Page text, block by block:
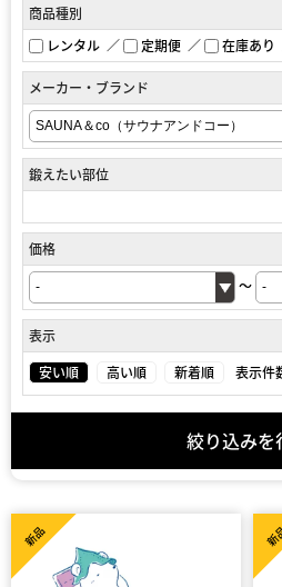
商品種別
レンタル
定期便 在庫あり
メーカー・ブランド
鍛えたい部位
価格
～
表示
安い順
高い順 新着順 表示件
絞り込みを
新品